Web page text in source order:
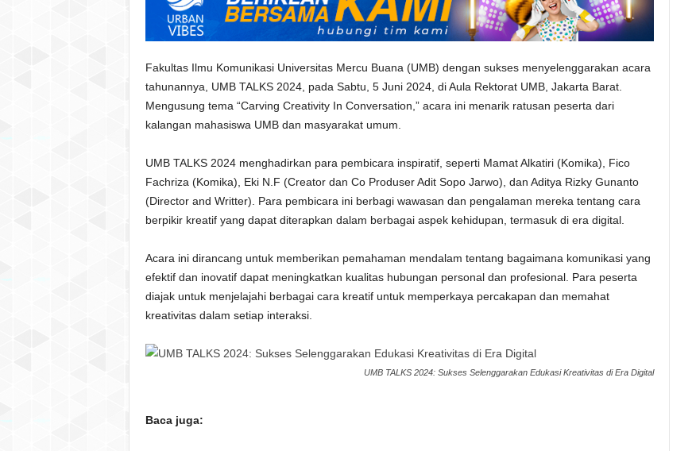
Fakultas Ilmu Komunikasi Universitas Mercu Buana (UMB) dengan sukses menyelenggarakan acara
tahunannya, UMB TALKS 2024, pada Sabtu, 5 Juni 2024, di Aula Rektorat UMB, Jakarta Barat.
Mengusung tema “Carving Creativity In Conversation,” acara ini menarik ratusan peserta dari
kalangan mahasiswa UMB dan masyarakat umum.
UMB TALKS 2024 menghadirkan para pembicara inspiratif, seperti Mamat Alkatiri (Komika), Fico
Fachriza (Komika), Eki N.F (Creator dan Co Produser Adit Sopo Jarwo), dan Aditya Rizky Gunanto
(Director and Writter). Para pembicara ini berbagi wawasan dan pengalaman mereka tentang cara
berpikir kreatif yang dapat diterapkan dalam berbagai aspek kehidupan, termasuk di era digital.
Acara ini dirancang untuk memberikan pemahaman mendalam tentang bagaimana komunikasi yang
efektif dan inovatif dapat meningkatkan kualitas hubungan personal dan profesional. Para peserta
diajak untuk menjelajahi berbagai cara kreatif untuk memperkaya percakapan dan memahat
kreativitas dalam setiap interaksi.
UMB TALKS 2024: Sukses Selenggarakan Edukasi Kreativitas di Era Digital
Baca juga: